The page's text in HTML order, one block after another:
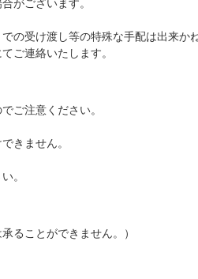
がございます。
の受け渡し等の特殊な手配は出来かね
ご連絡いたします。
ご注意ください。
きません。
。
ることができません。）